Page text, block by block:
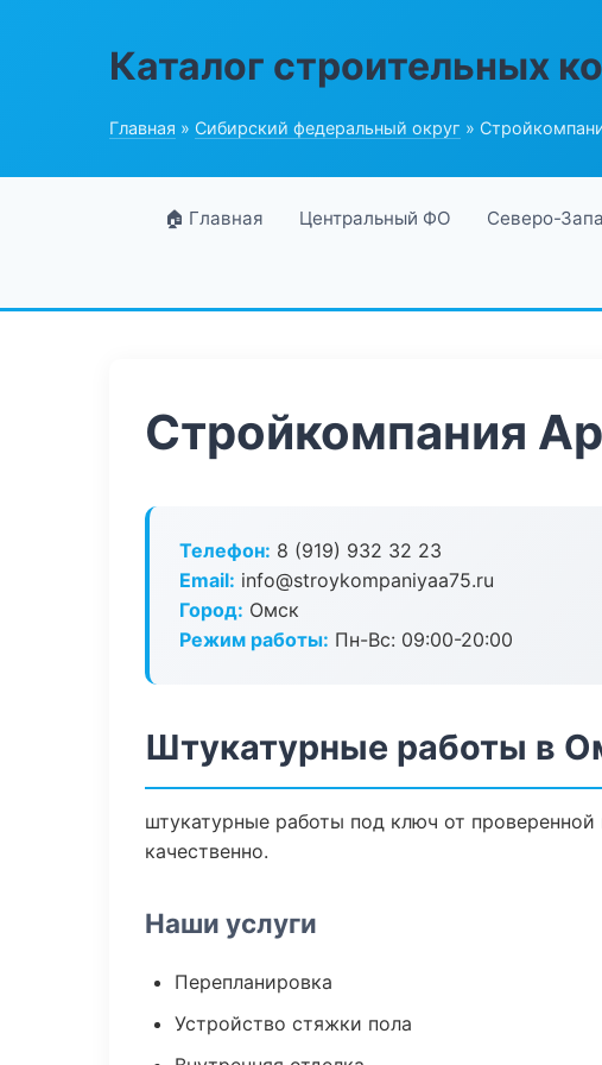
Каталог строительных
Главная » Сибирский федеральный округ »
🏠 Главная Центральный ФО Северо-
Стройкомпания
Телефон: 8 (919) 932 32 23
Email: info@stroykompaniyaa75.ru
Город: Омск
Режим работы: Пн-Вс: 09:00-20:00
Штукатурные работы в
штукатурные работы под ключ от
качественно.
Наши услуги
Перепланировка
Устройство стяжки пола